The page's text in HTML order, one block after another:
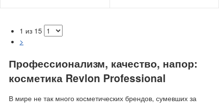
1 из 15
>
Профессионализм, качество, напор:
косметика Revlon Professional
В мире не так много косметических брендов, сумевших за